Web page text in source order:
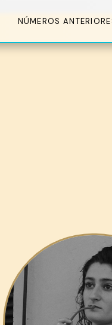
NÚMEROS